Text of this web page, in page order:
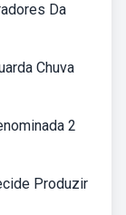
Da
Chuva
2
Produzir